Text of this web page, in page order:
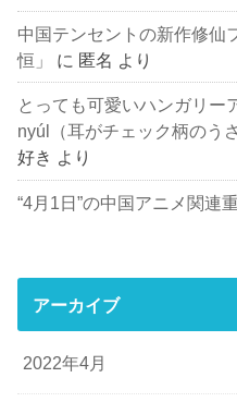
中国テンセントの新作修仙
恒」
に 匿名 より
とっても可愛いハンガリー
nyúl（耳がチェック柄のう
好き より
“4月1日”の中国アニメ関連
アーカイブ
2022年4月